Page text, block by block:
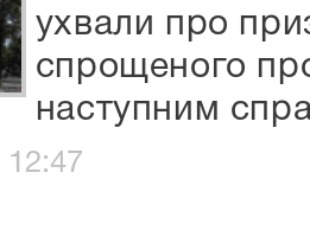
ухвали про
спрощеного
наступним
12:47